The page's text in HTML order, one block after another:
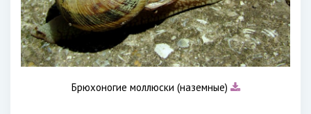
Брюхоногие моллюски (наземные)